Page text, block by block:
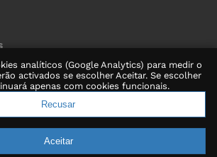
analíticos (Google Analytics) para medir o
activados se escolher Aceitar. Se escolher
apenas com cookies funcionais.
Recusar
Aceitar
Powered byAssiscommerce